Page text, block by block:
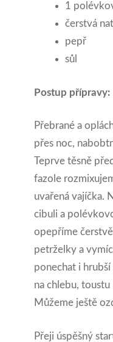
1
čerstvá
pepř
sůl
Postup přípravy:
Přebrané a
přes noc,
Teprve těsně
fazole
uvařená vajíčka.
cibuli a
opepříme
petrželky a
ponechat i
na chlebu,
Můžeme ještě
Přeji úspěšný